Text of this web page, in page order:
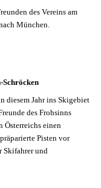
des Vereins am
München.
Schröcken
diesem Jahr ins Skigebiet
des Frohsinns
Österreichs einen
Pisten vor
Skifahrer und